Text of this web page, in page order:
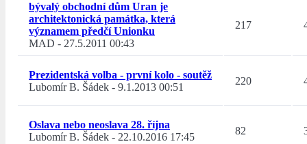
bývalý obchodní dům Uran je
architektonická památka, která
významem předčí Unionku
MAD - 27.5.2011 00:43
217
Prezidentská volba - první kolo - soutěž
Lubomír B. Šádek - 9.1.2013 00:51
220
Oslava nebo neoslava 28. října
Lubomír B. Šádek - 22.10.2016 17:45
82